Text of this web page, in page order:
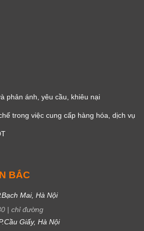
phản ánh, yêu cầu, khiêu nại
trong việc cung cấp hàng hóa, dịch vụ
BẮC
Mai, Hà Nội
| chỉ đường
Giấy, Hà Nội